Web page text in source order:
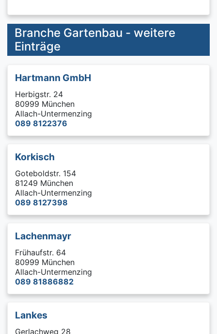
Branche Gartenbau - weitere
Einträge
Hartmann GmbH
Herbigstr. 24
80999 München
Allach-Untermenzing
089 8122376
Korkisch
Goteboldstr. 154
81249 München
Allach-Untermenzing
089 8127398
Lachenmayr
Frühaufstr. 64
80999 München
Allach-Untermenzing
089 81886882
Lankes
Gerlachweg 28